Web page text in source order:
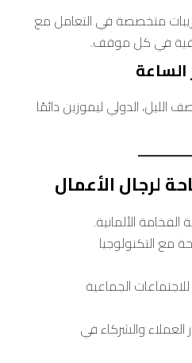
متخصصة في التعامل مع
في كل موقف.
الليل، الدولي ليموزين دائمًا
لرجال الأعمال
الفخامة الألمانية.
مع التكنولوجيا
للاجتماعات الجماعية
العملاء والشركاء في